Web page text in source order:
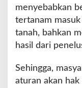
menyebabkan
tertanam
tanah, bahkan
hasil dari
Sehingga,
aturan akan hak